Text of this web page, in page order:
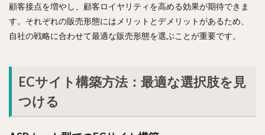
顧客接点を増やし、顧客ロイヤリティを高める効果が期待できま
す。それぞれの販売形態にはメリットとデメリットがあるため、
自社の戦略に合わせて最適な販売形態を選ぶことが重要です。
ECサイト構築方法：最適な選択肢を見
つける